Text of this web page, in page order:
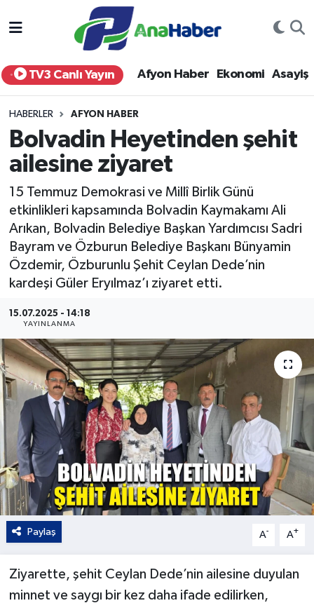
TV3 Canlı Yayın Afyon Haber Ekonomi Asayiş
HABERLER AFYON HABER
Bolvadin Heyetinden şehit
ailesine ziyaret
15 Temmuz Demokrasi ve Millî Birlik Günü
etkinlikleri kapsamında Bolvadin Kaymakamı Ali
Arıkan, Bolvadin Belediye Başkan Yardımcısı Sadri
Bayram ve Özburun Belediye Başkanı Bünyamin
Özdemir, Özburunlu Şehit Ceylan Dede’nin
kardeşi Güler Eryılmaz’ı ziyaret etti.
15.07.2025 - 14:18
YAYINLANMA
Paylaş A- A+
Ziyarette, şehit Ceylan Dede’nin ailesine duyulan
minnet ve saygı bir kez daha ifade edilirken,
Yurt Haber
Afyon Haber
Siyaset
Spor
Eğitim
Sağlık
Kültür - Sanat
Yaşam
Afyonkarahisar Nöbetçi Eczaneler
Afyonkarahisar Hava Durumu
Afyonkarahisar Trafik Yoğunluk Haritası
Süper Lig Puan Durumu ve Fikstür
Tüm Manşetler
Son Dakika Haberleri